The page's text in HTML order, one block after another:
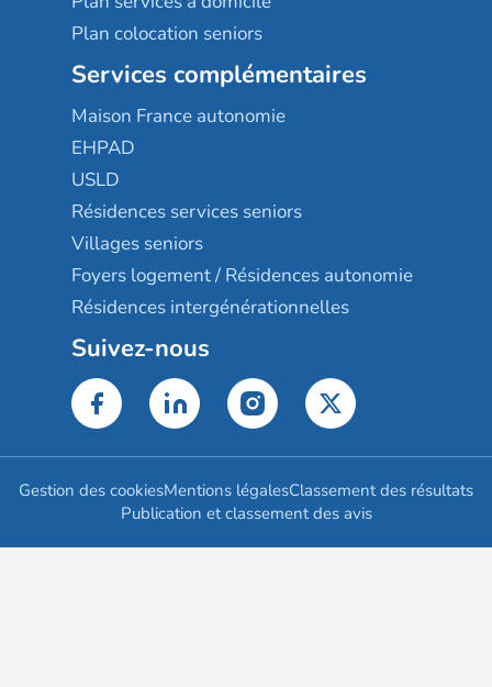
Plan colocation seniors
Services complémentaires
Maison France autonomie
EHPAD
USLD
Résidences services seniors
Villages seniors
Foyers logement / Résidences autonomie
Résidences intergénérationnelles
Suivez-nous
Gestion des cookiesMentions légalesClassement des résultats
Publication et classement des avis